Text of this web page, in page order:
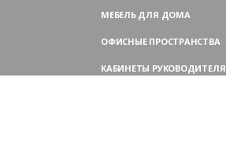
МЕБЕЛЬ ДЛЯ ДОМА
ОФИСНЫЕ ПРОСТРАНСТВА
КАБИНЕТЫ РУКОВОДИТЕЛЯ